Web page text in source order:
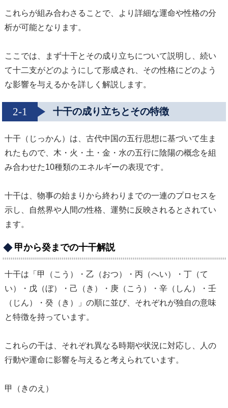
これらが組み合わさることで、より詳細な運命や性格の分
析が可能となります。
ここでは、まず十干とその成り立ちについて説明し、続い
て十二支がどのようにして形成され、その性格にどのよう
な影響を与えるかを詳しく解説します。
2-1 十干の成り立ちとその特徴
十干（じっかん）は、古代中国の五行思想に基づいて生ま
れたもので、木・火・土・金・水の五行に陰陽の概念を組
み合わせた10種類のエネルギーの表現です。
十干は、物事の始まりから終わりまでの一連のプロセスを
示し、自然界や人間の性格、運勢に反映されるとされてい
ます。
甲から癸までの十干解説
十干は「甲（こう）・乙（おつ）・丙（へい）・丁（て
い）・戊（ぼ）・己（き）・庚（こう）・辛（しん）・壬
（じん）・癸（き）」の順に並び、それぞれが独自の意味
と特徴を持っています。
これらの干は、それぞれ異なる時期や状況に対応し、人の
行動や運命に影響を与えると考えられています。
甲（きのえ）